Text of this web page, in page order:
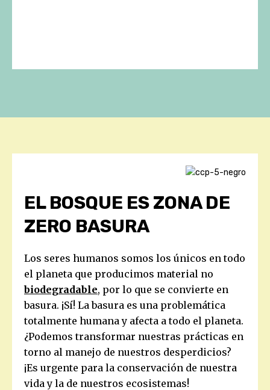
EL BOSQUE ES ZONA DE
ZERO BASURA
Los seres humanos somos los únicos en todo
el planeta que producimos material no
biodegradable, por lo que se convierte en
basura. ¡Sí! La basura es una problemática
totalmente humana y afecta a todo el planeta.
¿Podemos transformar nuestras prácticas en
torno al manejo de nuestros desperdicios?
¡Es urgente para la conservación de nuestra
vida y la de nuestros ecosistemas!